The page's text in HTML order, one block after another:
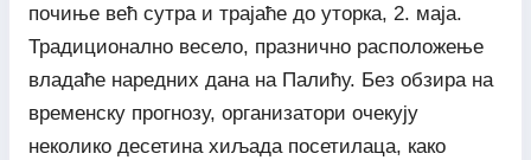
почиње већ сутра и трајаће до уторка, 2. маја.
Традиционално весело, празнично расположење
владаће наредних дана на Палићу. Без обзира на
временску прогнозу, организатори очекују
неколико десетина хиљада посетилаца, како